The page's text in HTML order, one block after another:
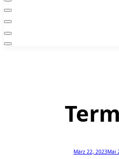
März 22, 2023Mai